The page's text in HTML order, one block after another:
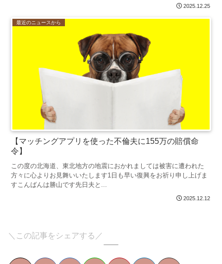
2025.12.25
最近のニュースから
【マッチングアプリを使った不倫夫に155万の賠償命
令】
この度の北海道、東北地方の地震におかれましては被害に遭われた
方々に心よりお見舞いいたします1日も早い復興をお祈り申し上げま
すこんばんは勝山です先日夫と...
2025.12.12
＼この記事をシェアする／